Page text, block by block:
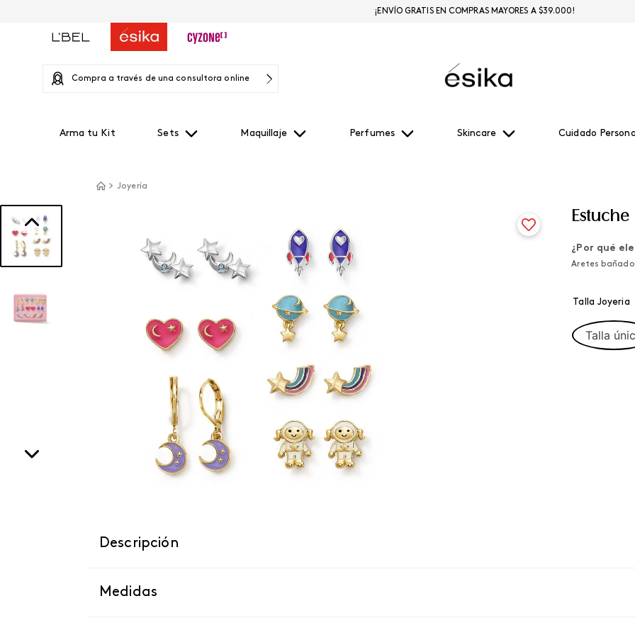
Compra a través de una consultora online
Arma tu Kit Sets Maquillaje Perfumes Skincare Cuidado
¡ENVÍO GRATIS EN COMPRAS MAYORES A $39.000!
Joyería
¿Por qué
Aretes
Talla Joyeria
Talla
Descripción
Medidas